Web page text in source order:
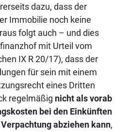
dazu, dass der
Immobilie noch keine
folgt auch – und dies
mit Urteil vom
IX R 20/17), dass der
für sein mit einem
eines Dritten
regelmäßig nicht als vorab
bei den Einkünften
abziehen kann,